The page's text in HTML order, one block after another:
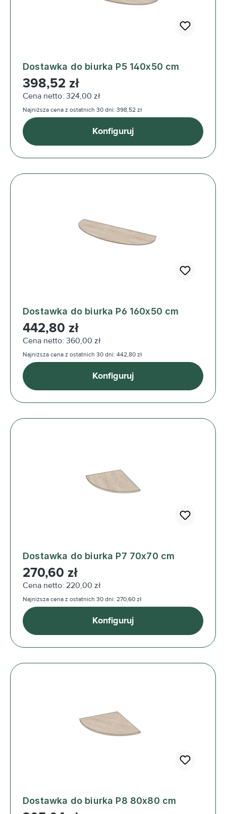
Dostawka do biurka P5 140x50 cm
Cena regularna:
398,52 zł
Cena netto: 324,00 zł
Najniższa cena z ostatnich 30 dni: 398,52 zł
Konfiguruj
Dostawka do biurka P6 160x50 cm
Cena regularna:
442,80 zł
Cena netto: 360,00 zł
Najniższa cena z ostatnich 30 dni: 442,80 zł
Konfiguruj
Dostawka do biurka P7 70x70 cm
Cena regularna:
270,60 zł
Cena netto: 220,00 zł
Najniższa cena z ostatnich 30 dni: 270,60 zł
Konfiguruj
Dostawka do biurka P8 80x80 cm